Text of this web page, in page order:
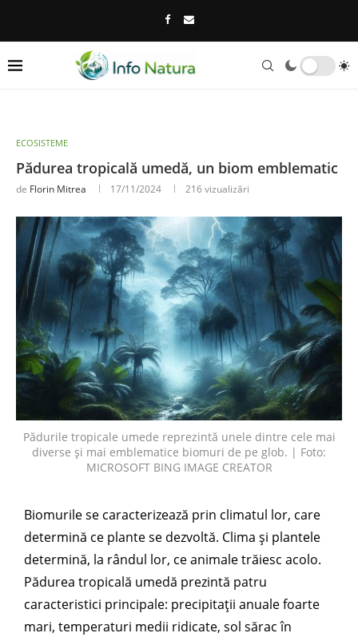
ECOSISTEME
Pădurea tropicală umedă, un biom emblematic
de Florin Mitrea 17/11/2024 216vizualizări
Pădurile tropicale umede reprezintă unele dintre cele mai
diverse și mai emblematice biomuri de pe glob. | Foto:
MICROSOFT BING IMAGE CREATOR
Biomurile se caracterizează prin climatul lor, care
determină ce plante se dezvoltă. Clima și plantele
determină, la rândul lor, ce animale trăiesc acolo.
Pădurea tropicală umedă prezintă patru
caracteristici principale: precipitații anuale foarte
mari, temperaturi medii ridicate, sol sărac în